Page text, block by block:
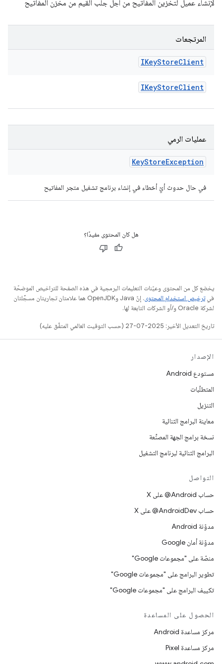
لإنشاء عميل لتخزين المفاتيح من أجل جلب القيم من مخزن المفاتيح
المرتجعات
IKeyStoreClient
IKeyStoreClient
عمليات الرمي
KeyStoreException
في حال حدوث أيّ أخطاء في إنشاء برنامج تشغيل متجر المفاتيح
هل كان المحتوى مفيدًا؟
يخضع كل من المحتوى وعيّنات التعليمات البرمجية في هذه الصفحة للتراخيص الموضحّة
فيترخيص استخدام المحتوى
. إنّ Java وOpenJDK هما علامتان تجاريتان مسجَّلتان
لشركة Oracle و/أو الشركات التابعة لها.
تاريخ التعديل الأخير: 2025-07-27 (حسب التوقيت العالمي المتفَّق عليه)
الإصدار
مستودع Android
المتطلّبات
التنزيل
معاينة البرامج الثنائية
نسخة برامج الجهة المصنِّعة
البرامج الثنائية لبرنامج التشغيل
التواصل
حساب ‎@Android على X
حساب ‎@AndroidDev على X
مدوّنة Android
مدوّنة أمان Google
منصّة على "مجموعات Google"
تطوير البرامج على "مجموعات Google"
تكييف البرامج على "مجموعات Google"
الحصول على المساعدة
مركز مساعدة Android
مركز مساعدة Pixel